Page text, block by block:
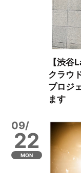
【渋谷
クラウ
プロジ
ます
09/
22
MON